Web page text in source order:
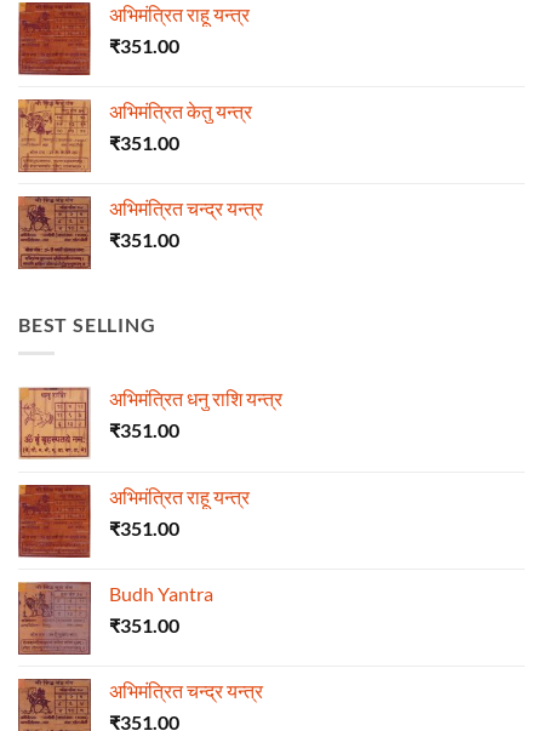
अभिमंत्रित राहू यन्त्र
₹351.00
अभिमंत्रित केतु यन्त्र
₹351.00
अभिमंत्रित चन्द्र यन्त्र
₹351.00
BEST SELLING
अभिमंत्रित धनु राशि यन्त्र
₹351.00
अभिमंत्रित राहू यन्त्र
₹351.00
Budh Yantra
₹351.00
अभिमंत्रित चन्द्र यन्त्र
₹351.00